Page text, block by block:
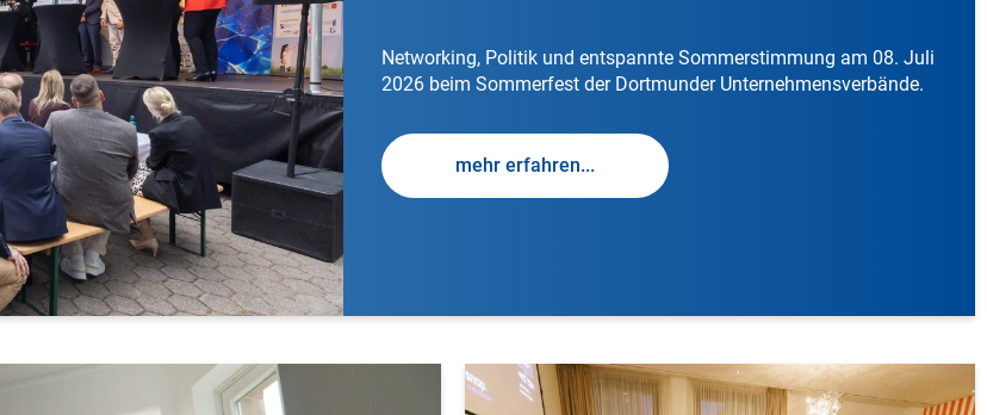
Networking, Politik und entspannte Sommerstimmung am 08. Juli
2026 beim Sommerfest der Dortmunder Unternehmensverbände.
mehr erfahren...